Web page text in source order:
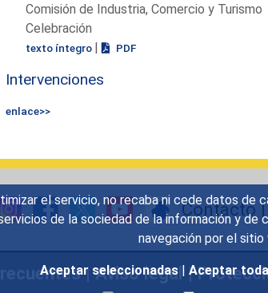
el servicio, no recaba ni cede datos
de la sociedad de la información y
navegación por el sitio
Aceptar seleccionadas | Aceptar
Comisión de Industria, Comercio y Turismo
Celebración
texto íntegro | PDF
Intervenciones
enlace>>
Contacto
|Aviso legal|